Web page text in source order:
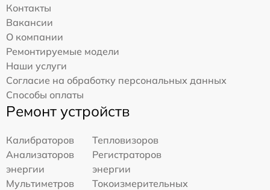
Контакты
Вакансии
О компании
Ремонтируемые модели
Наши услуги
Согласие на обработку персональных данных
Способы оплаты
Ремонт устройств
Калибраторов
Тепловизоров
Анализаторов
энергии
Регистраторов
энергии
Мультиметров
Токоизмерительных